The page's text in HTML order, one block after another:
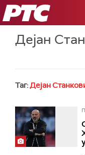
РТС
Дејан
Таг:Дејан